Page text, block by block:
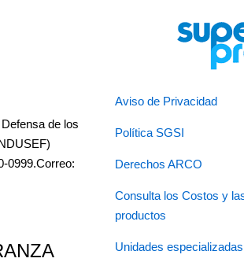
de los
0999.Correo:
Aviso de Privacidad
Política SGSI
Derechos ARCO
Consulta los Costos y
productos
Unidades especializadas